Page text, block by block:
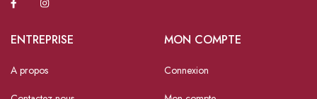
ENTREPRISE
A propos
MON COMPTE
Connexion